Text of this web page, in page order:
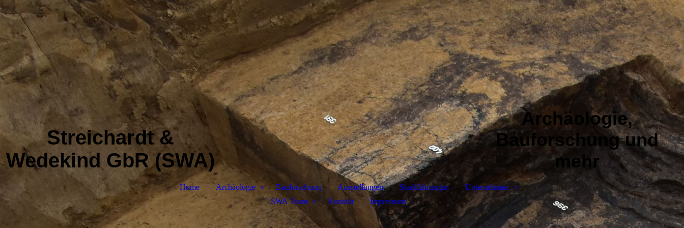
Streichardt &
Wedekind GbR (SWA)
Archäologie,
Bauforschung und
mehr
Home Archäologie Bauforschung Ausstellungen Stadtführungen
Unternehmen
SWA Team
Kontakt Impressum